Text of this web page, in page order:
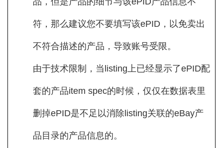
符，那么建议您不要填写该ePID，以免卖出
不符合描述的产品，导致账号受限。
由于技术限制，当listing上已经显示了ePID配
套的产品item spec的时候，仅仅在数据表里
删掉ePID是不足以消除listing关联的eBay产
品目录的产品信息的。